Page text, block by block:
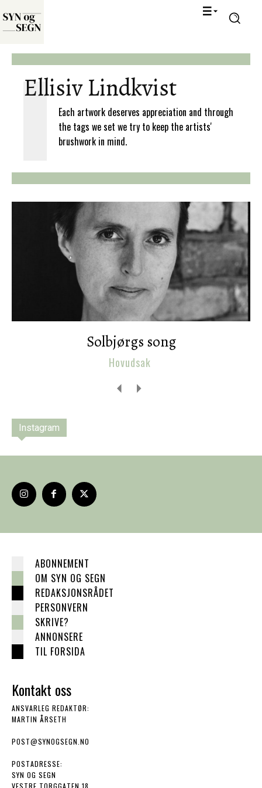
Ellisiv Lindkvist
Each artwork deserves appreciation and through
the tags we set we try to keep the artists'
brushwork in mind.
Solbjørgs song
Hovudsak
Instagram
ABONNEMENT
OM SYN OG SEGN
REDAKSJONSRÅDET
PERSONVERN
SKRIVE?
ANNONSERE
TIL FORSIDA
Kontakt oss
ANSVARLEG REDAKTØR:
MARTIN ÅRSETH
POST@SYNOGSEGN.NO
POSTADRESSE:
SYN OG SEGN
VESTRE TORGGATEN 18